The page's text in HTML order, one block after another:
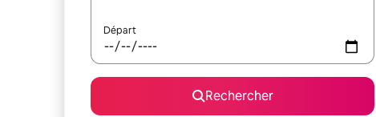
Départ
Rechercher